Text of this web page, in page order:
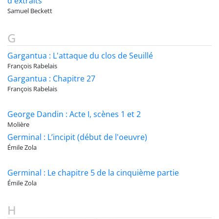
Samuel Beckett
G
Gargantua : L'attaque du clos de Seuillé
François Rabelais
Gargantua : Chapitre 27
François Rabelais
George Dandin : Acte I, scènes 1 et 2
Molière
Germinal : L’incipit (début de l'oeuvre)
Émile Zola
Germinal : Le chapitre 5 de la cinquième partie
Émile Zola
H